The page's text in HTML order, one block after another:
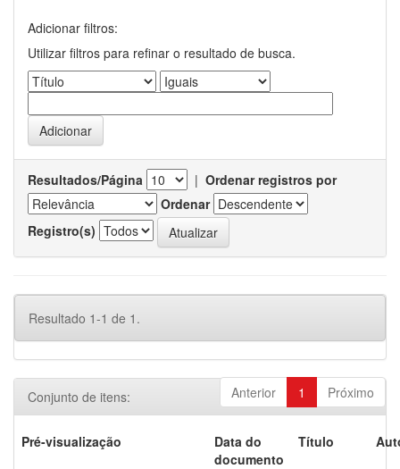
Adicionar filtros:
Utilizar filtros para refinar o resultado de busca.
Resultados/Página | Ordenar registros por
Ordenar
Registro(s)
Resultado 1-1 de 1.
Anterior 1 Próximo
Conjunto de itens:
Pré-visualização
Data do
documento
Título